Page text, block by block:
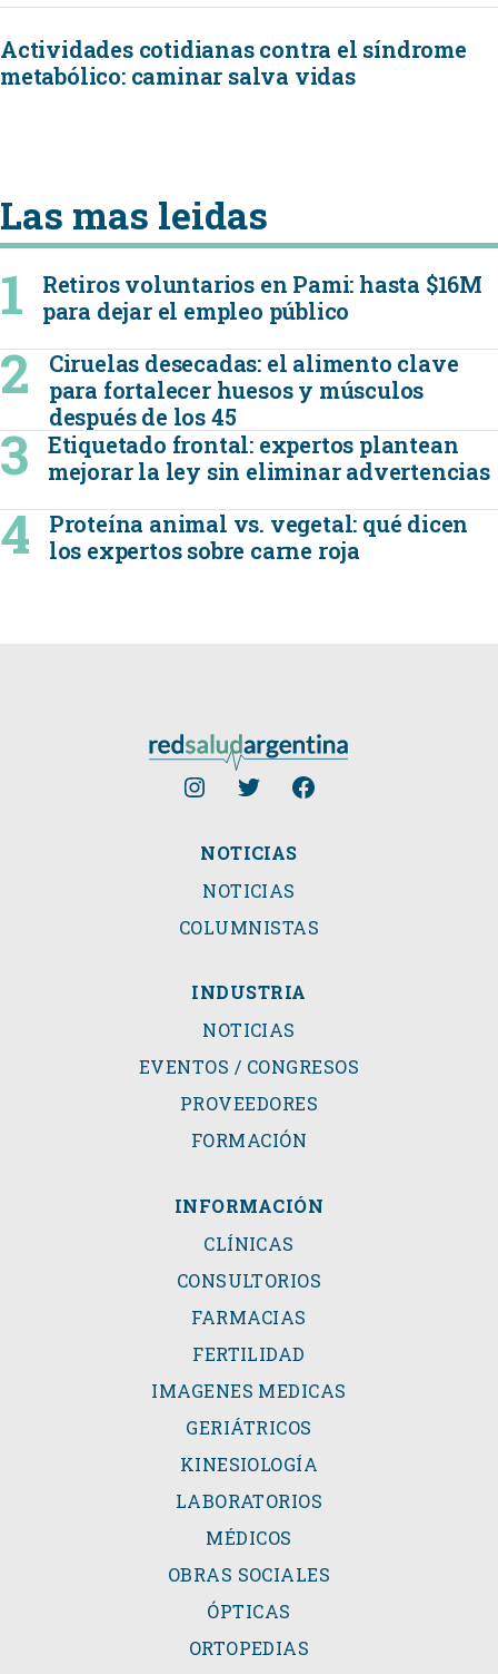
Actividades cotidianas contra el síndrome
metabólico: caminar salva vidas
Las mas leidas
Retiros voluntarios en Pami: hasta $16M
para dejar el empleo público
Ciruelas desecadas: el alimento clave
para fortalecer huesos y músculos
después de los 45
Etiquetado frontal: expertos plantean
mejorar la ley sin eliminar advertencias
Proteína animal vs. vegetal: qué dicen
los expertos sobre carne roja
NOTICIAS
NOTICIAS
COLUMNISTAS
INDUSTRIA
NOTICIAS
EVENTOS / CONGRESOS
PROVEEDORES
FORMACIÓN
INFORMACIÓN
CLÍNICAS
CONSULTORIOS
FARMACIAS
FERTILIDAD
IMAGENES MEDICAS
GERIÁTRICOS
KINESIOLOGÍA
LABORATORIOS
MÉDICOS
OBRAS SOCIALES
ÓPTICAS
ORTOPEDIAS